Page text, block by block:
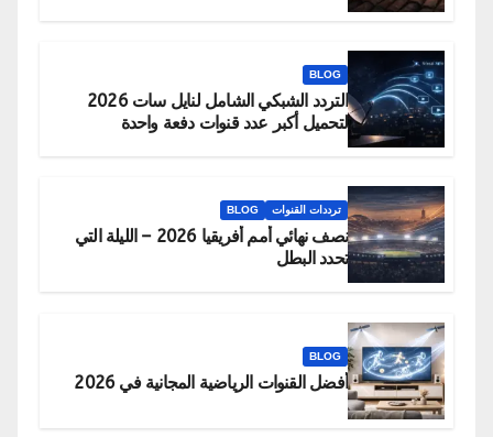
BLOG
التردد الشبكي الشامل لنايل سات 2026
لتحميل أكبر عدد قنوات دفعة واحدة
ترددات القنوات BLOG
نصف نهائي أمم أفريقيا 2026 – الليلة التي
تحدد البطل
BLOG
أفضل القنوات الرياضية المجانية في 2026